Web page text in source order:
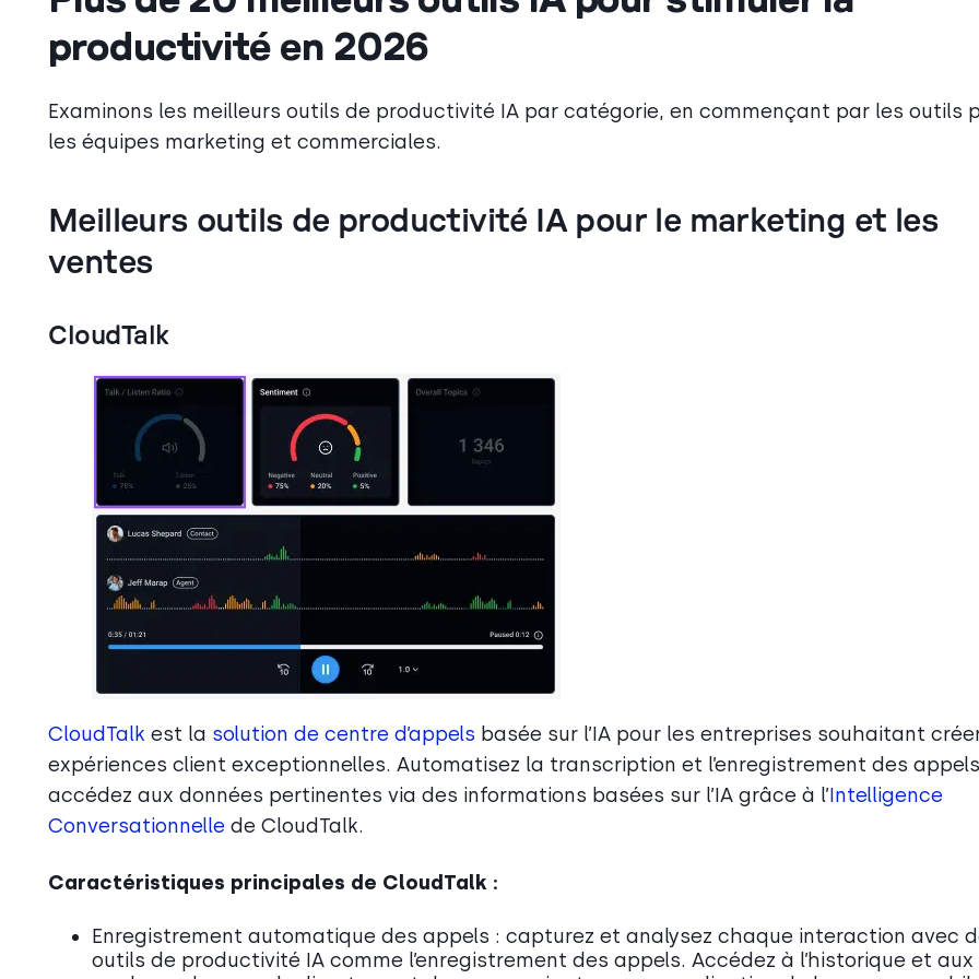
productivité en 2026
Examinons les meilleurs outils de productivité IA par catégorie, en commençant par les outils
les équipes marketing et commerciales.
Meilleurs outils de productivité IA pour le marketing et les
ventes
CloudTalk
CloudTalk est la solution de centre d’appels basée sur l’IA pour les entreprises souhaitant
expériences client exceptionnelles. Automatisez la transcription et l’enregistrement des
accédez aux données pertinentes via des informations basées sur l’IA grâce à l’Intelligence
Conversationnelle de CloudTalk.
Caractéristiques principales de CloudTalk :
Enregistrement automatique des appels : capturez et analysez chaque interaction avec
outils de productivité IA comme l’enregistrement des appels. Accédez à l’historique et aux